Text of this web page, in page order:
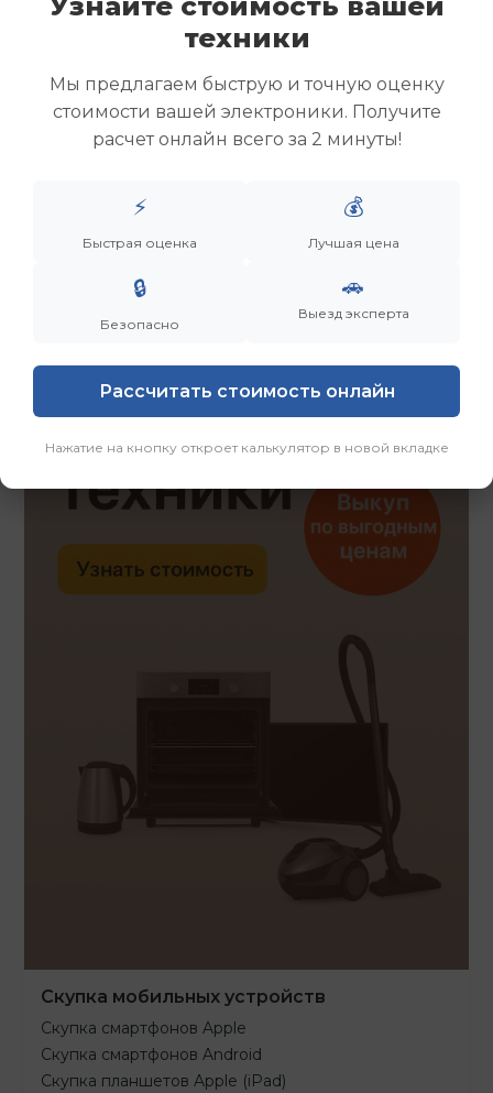
Скупка ноутбуков
Скупка ультрабуков
Скупка рабочих ноутбуков
Скупка старых ноутбуков (б/у)
Скупка внешних жестких дисков
Заказать Смотреть еще
Скупка мобильных устройств
Скупка смартфонов Apple
Скупка смартфонов Android
Скупка планшетов Apple (iPad)
техники
Мы предлагаем быструю и точную оценку
стоимости вашей электроники. Получите
расчет онлайн всего за 2 минуты!
⚡
Быстрая оценка
💰
Лучшая цена
🔒
Безопасно
🚗
Выезд эксперта
Рассчитать стоимость онлайн
Нажатие на кнопку откроет калькулятор в новой вкладке